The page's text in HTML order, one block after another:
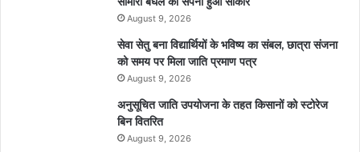
August 9, 2026
सेवा सेतु बना विद्यार्थियों के भविष्य का संबल, छात्रा संजना
को समय पर मिला जाति प्रमाण पत्र
August 9, 2026
अनुसूचित जाति उपयोजना के तहत किसानों को स्टोरेज
बिन वितरित
August 9, 2026